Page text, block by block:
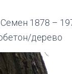
1878 –
дерево